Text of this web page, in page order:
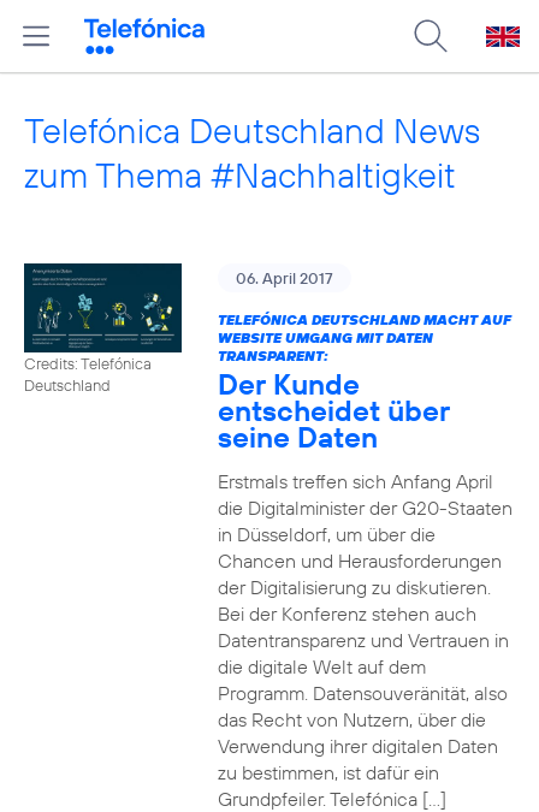
Telefónica Deutschland News
zum Thema #Nachhaltigkeit
Credits: Telefónica
Deutschland
06. April 2017
TELEFÓNICA DEUTSCHLAND MACHT AUF
WEBSITE UMGANG MIT DATEN
TRANSPARENT:
Der Kunde
entscheidet über
seine Daten
Erstmals treffen sich Anfang April
die Digitalminister der G20-Staaten
in Düsseldorf, um über die
Chancen und Herausforderungen
der Digitalisierung zu diskutieren.
Bei der Konferenz stehen auch
Datentransparenz und Vertrauen in
die digitale Welt auf dem
Programm. Datensouveränität, also
das Recht von Nutzern, über die
Verwendung ihrer digitalen Daten
zu bestimmen, ist dafür ein
Grundpfeiler. Telefónica […]